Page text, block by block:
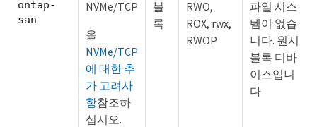
ontap-
san
NVMe/TCP
을
NVMe/TCP
에 대한 추
가 고려사
항참조하
십시오.
블
록
RWO,
ROX, rwx,
RWOP
파일 시스
템이 없습
니다. 원시
블록 디바
이스입니
다